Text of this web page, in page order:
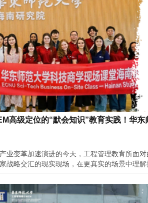
高级定位的“默会知识”教育实践！华
业变革加速演进的今天，工程管理教育所面
战略交汇的现实现场，在更真实的场景中理